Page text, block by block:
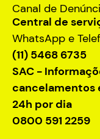
Canal de
Central de
WhatsApp e
(11) 5468 6735
SAC -
cancelamentos
24h por dia
0800 591 2259